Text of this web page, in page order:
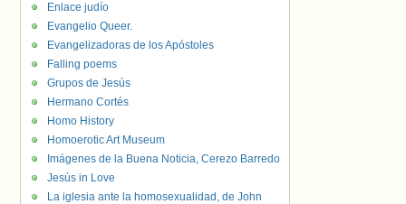
Enlace judío
Evangelio Queer.
Evangelizadoras de los Apóstoles
Falling poems
Grupos de Jesús
Hermano Cortés
Homo History
Homoerotic Art Museum
Imágenes de la Buena Noticia, Cerezo Barredo
Jesús in Love
La iglesia ante la homosexualidad, de John